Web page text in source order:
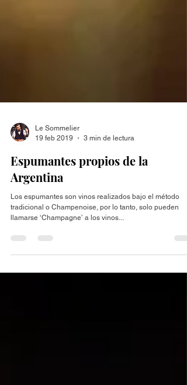
19 feb 2019
3 min de lectura
Espumantes propios de la
Argentina
Los espumantes son vinos realizados bajo el método
llamarse ‘Champagne’ a los vinos...